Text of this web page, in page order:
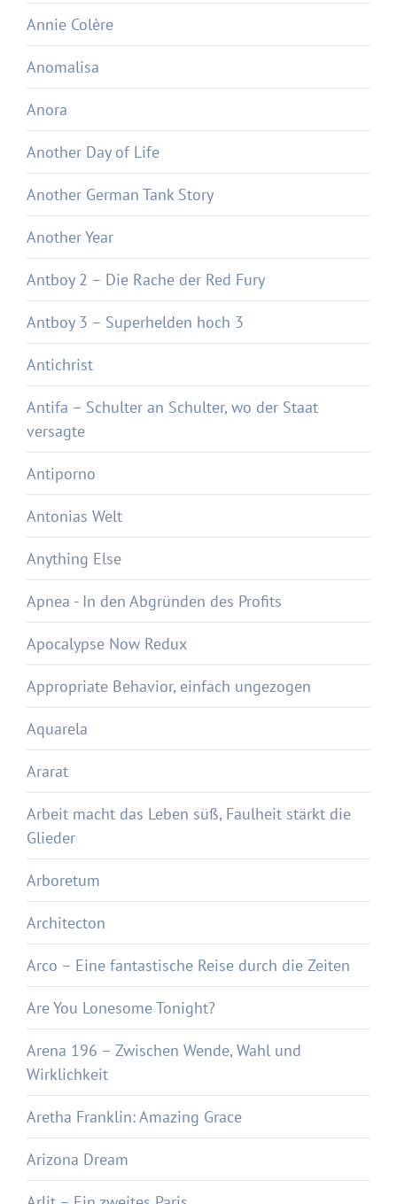
Annie Colère
Anomalisa
Anora
Another Day of Life
Another German Tank Story
Another Year
Antboy 2 – Die Rache der Red Fury
Antboy 3 – Superhelden hoch 3
Antichrist
Antifa – Schulter an Schulter, wo der Staat
versagte
Antiporno
Antonias Welt
Anything Else
Apnea - In den Abgründen des Profits
Apocalypse Now Redux
Appropriate Behavior, einfach ungezogen
Aquarela
Ararat
Arbeit macht das Leben süß, Faulheit stärkt die
Glieder
Arboretum
Architecton
Arco – Eine fantastische Reise durch die Zeiten
Are You Lonesome Tonight?
Arena 196 – Zwischen Wende, Wahl und
Wirklichkeit
Aretha Franklin: Amazing Grace
Arizona Dream